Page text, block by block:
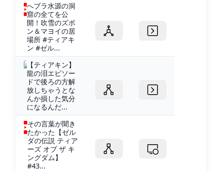
へブラ水源の洞
窟の全てを公
開！吹雪のズボ
ン＆マヨイの居
場所 #ティアキ
ン #ゼル...
【ティアキン】
龍の泪エピソー
ドで後ろの方解
放しちゃうとな
んか損した気分
になるんだ...
その言葉が聞き
たかった【ゼル
ダの伝説 ティア
ーズ オブ ザ キ
ングダム】
#43...